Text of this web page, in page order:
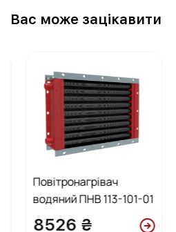
Вас може зацікавити
Повітронагрівач
водяний ПНВ 113-101-01
8526 ₴